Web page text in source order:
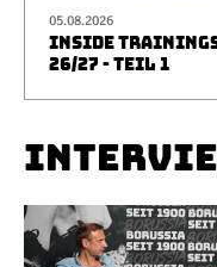
05.08.2026
INSIDE
26/27 - TEIL 1